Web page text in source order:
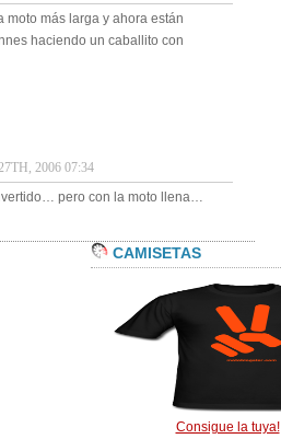
moto más larga y ahora están
haciendo un caballito con
2006 07:34
pero con la moto llena…
CAMISETAS
Consigue la tuya!